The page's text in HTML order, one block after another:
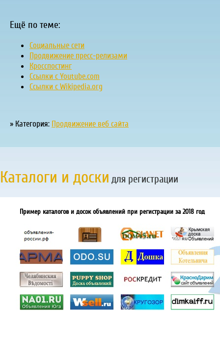
Ещё по теме:
Социальные сети
Продвижение пресс-релизами
Кросспостинг
Ссылки с Youtube.com
Ссылки с Wikipedia.org
» Категория: Продвижение веб сайта
Каталоги и доски для регистрации
Пример каталогов и досок объявлений при регистрации за 2018 год